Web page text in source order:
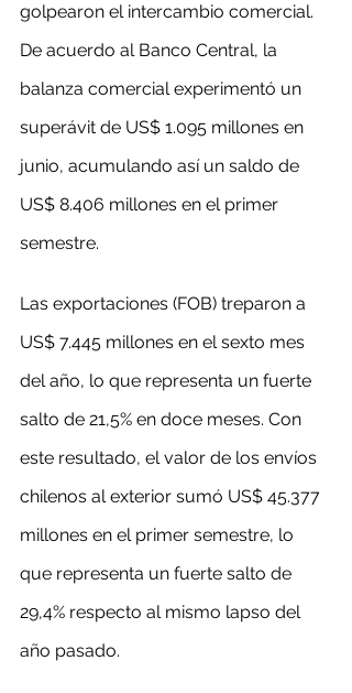
golpearon el intercambio comercial.
De acuerdo al Banco Central, la
balanza comercial experimentó un
superávit de US$ 1.095 millones en
junio, acumulando así un saldo de
US$ 8.406 millones en el primer
semestre.
Las exportaciones (FOB) treparon a
US$ 7.445 millones en el sexto mes
del año, lo que representa un fuerte
salto de 21,5% en doce meses. Con
este resultado, el valor de los envíos
chilenos al exterior sumó US$ 45.377
millones en el primer semestre, lo
que representa un fuerte salto de
29,4% respecto al mismo lapso del
año pasado.